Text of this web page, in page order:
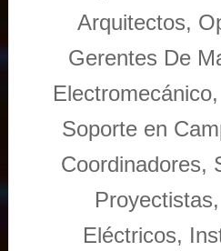
Arquitectos,
Gerentes De
Soporte en
Coordinadores,
Eléctricos,